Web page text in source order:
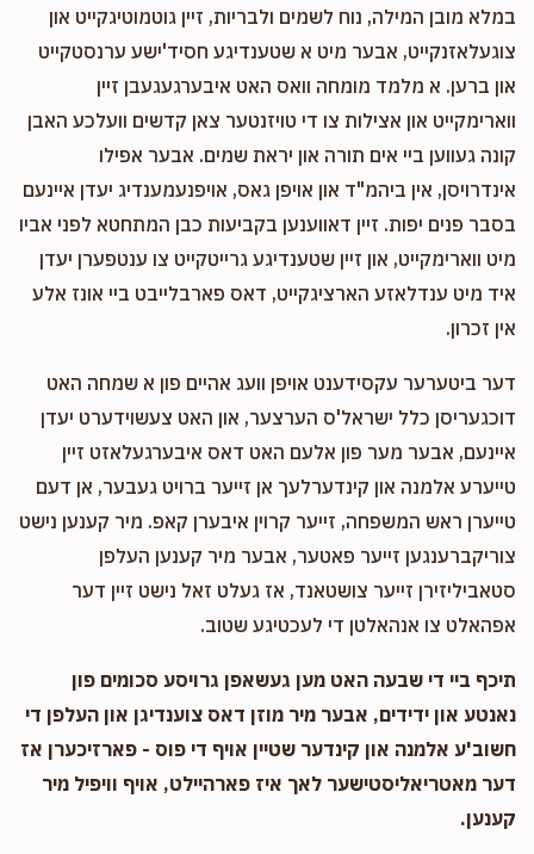
Phone Donation Shmiel binyumin stern
11 months ago $20.00
במלא מובן המילה, נוח לשמים ולבריות, זיין גוטמוטיגקייט און
צוגעלאזנקייט, אבער מיט א שטענדיגע חסיד'ישע ערנסטקייט
און ברען. א מלמד מומחה וואס האט איבערגעגעבן זיין
ווארימקייט און אצילות צו די טויזנטער צאן קדשים וועלכע האבן
קונה געווען ביי אים תורה און יראת שמים. אבער אפילו
אינדרויסן, אין ביהמ"ד און אויפן גאס, אויפנעמענדיג יעדן איינעם
בסבר פנים יפות. זיין דאווענען בקביעות כבן המתחטא לפני אביו
מיט ווארימקייט, און זיין שטענדיגע גרייטקייט צו ענטפערן יעדן
איד מיט ענדלאזע הארציגקייט, דאס פארבלייבט ביי אונז אלע
אין זכרון.
דער ביטערער עקסידענט אויפן וועג אהיים פון א שמחה האט
דוכגעריסן כלל ישראל'ס הערצער, און האט צעשוידערט יעדן
איינעם, אבער מער פון אלעם האט דאס איבערגעלאזט זיין
טייערע אלמנה און קינדערלעך אן זייער ברויט געבער, אן דעם
טייערן ראש המשפחה, זייער קרוין איבערן קאפ. מיר קענען נישט
צוריקברענגען זייער פאטער, אבער מיר קענען העלפן
סטאביליזירן זייער צושטאנד, אז געלט זאל נישט זיין דער
אפהאלט צו אנהאלטן די לעכטיגע שטוב.
תיכף ביי די שבעה האט מען געשאפן גרויסע סכומים פון
נאנטע און ידידים, אבער מיר מוזן דאס צוענדיגן און העלפן די
חשוב'ע אלמנה און קינדער שטיין אויף די פוס - פארזיכערן אז
דער מאטריאליסטישער לאך איז פארהיילט, אויף וויפיל מיר
קענען.